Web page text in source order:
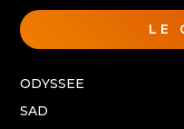
LE
ODYSSEE
SAD